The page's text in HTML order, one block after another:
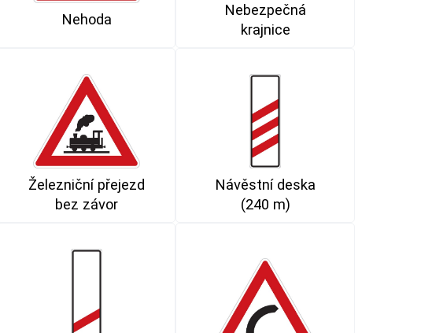
Nehoda
Nebezpečná
krajnice
Železniční přejezd
bez závor
Návěstní deska
(240 m)